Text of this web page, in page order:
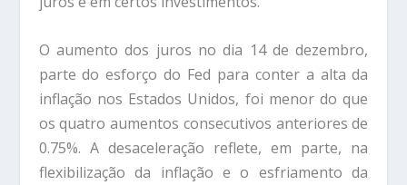
O aumento dos juros no dia 14 de dezembro,
parte do esforço do Fed para conter a alta da
inflação nos Estados Unidos, foi menor do que
os quatro aumentos consecutivos anteriores de
0.75%. A desaceleração reflete, em parte, na
flexibilização da inflação e o esfriamento da